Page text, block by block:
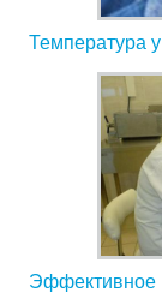
Температура
Эффективное